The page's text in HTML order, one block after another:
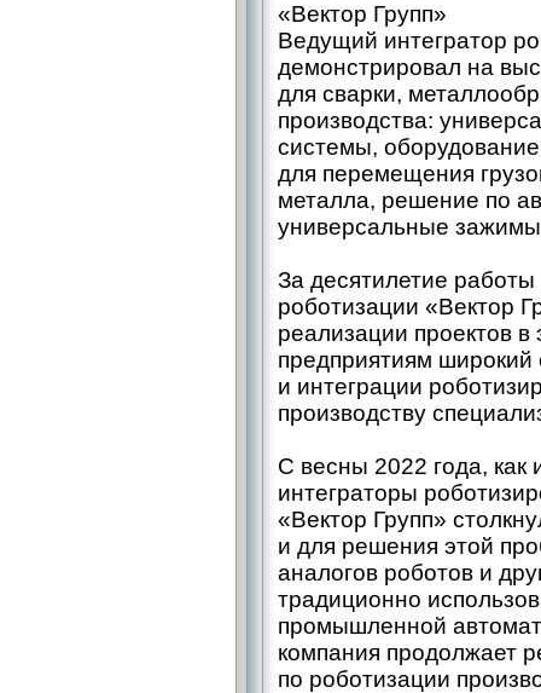
«Вектор Групп»
Ведущий интегратор
демонстрировал на
для сварки,
производства:
системы,
для перемещения
металла, решение по
универсальные зажимы
За десятилетие
роботизации «Вектор
реализации проектов
предприятиям широкий
и интеграции
производству
С весны 2022 года, как
интеграторы
«Вектор Групп»
и для решения этой
аналогов роботов и
традиционно
промышленной
компания продолжает
по роботизации